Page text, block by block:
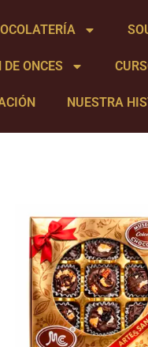
ONCES
NUESTRA